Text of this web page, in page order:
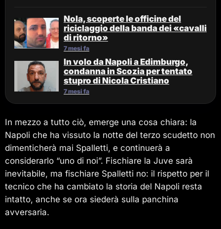
Nola, scoperte le officine del
riciclaggio della banda dei «cavalli
di ritorno»
7 mesi fa
In volo da Napoli a Edimburgo,
condanna in Scozia per tentato
stupro di Nicola Cristiano
7 mesi fa
In mezzo a tutto ciò, emerge una cosa chiara: la
Napoli che ha vissuto la notte del terzo scudetto non
dimenticherà mai Spalletti, e continuerà a
considerarlo “uno di noi”. Fischiare la Juve sarà
inevitabile, ma fischiare Spalletti no: il rispetto per il
tecnico che ha cambiato la storia del Napoli resta
intatto, anche se ora siederà sulla panchina
avversaria.